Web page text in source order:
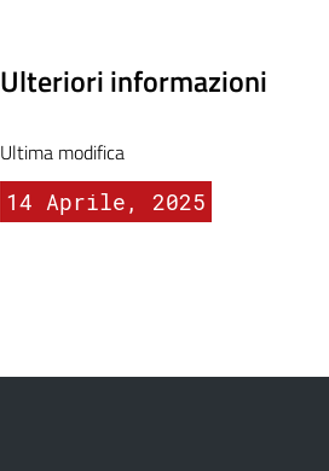
Ulteriori informazioni
Ultima modifica
14 Aprile, 2025